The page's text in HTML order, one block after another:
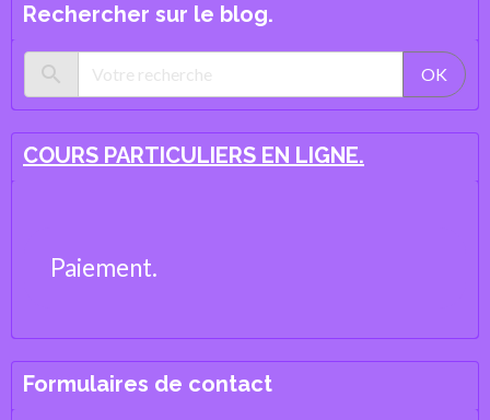
Rechercher sur le blog.
OK
COURS PARTICULIERS EN LIGNE.
Paiement.
Formulaires de contact